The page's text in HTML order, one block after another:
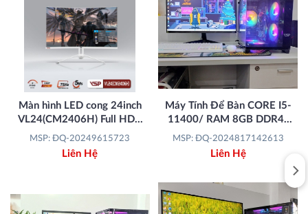
Màn hình LED cong 24inch
VL24(CM2406H) Full HD -
Trắng
MSP: ĐQ-20249615723
Liên Hệ
Máy Tính Để Bàn CORE I5-
11400/ RAM 8GB DDR4/
SSD 480GB/ LCD
+Chuột ( TOMATO )
MSP: ĐQ-2024817142613
Liên Hệ